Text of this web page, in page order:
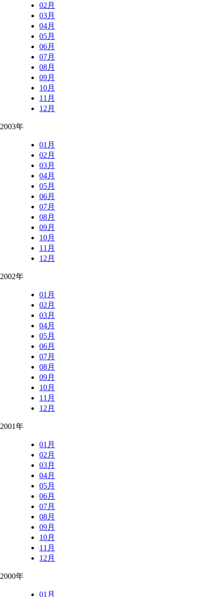
02月
03月
04月
05月
06月
07月
08月
09月
10月
11月
12月
2003年
01月
02月
03月
04月
05月
06月
07月
08月
09月
10月
11月
12月
2002年
01月
02月
03月
04月
05月
06月
07月
08月
09月
10月
11月
12月
2001年
01月
02月
03月
04月
05月
06月
07月
08月
09月
10月
11月
12月
2000年
01月